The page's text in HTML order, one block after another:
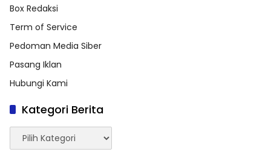
Box Redaksi
Term of Service
Pedoman Media Siber
Pasang Iklan
Hubungi Kami
Kategori Berita
Kategori
Berita